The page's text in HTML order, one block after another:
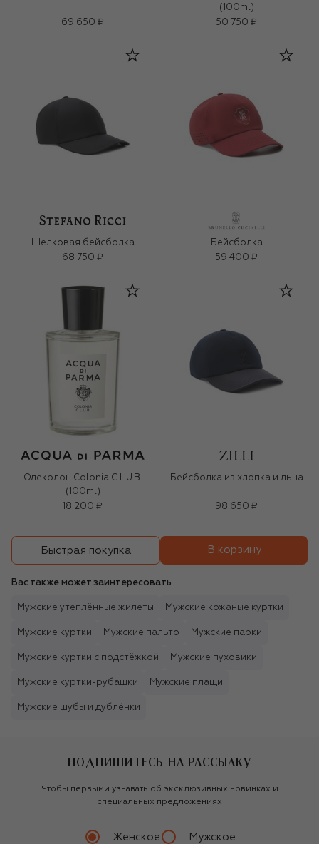
69 650 ₽
(100ml)
50 750 ₽
Шелковая бейсболка
68 750 ₽
Бейсболка
59 400 ₽
Одеколон Colonia C.L.U.B.
(100ml)
18 200 ₽
Бейсболка из хлопка и льна
98 650 ₽
Быстрая покупка В корзину
Вас также может заинтересовать
Мужские утеплённые жилеты Мужские кожаные куртки
Мужские куртки Мужские пальто Мужские парки
Мужские куртки с подстёжкой Мужские пуховики
Мужские куртки-рубашки Мужские плащи
Мужские шубы и дублёнки
ПОДПИШИТЕСЬ НА РАССЫЛКУ
Чтобы первыми узнавать об эксклюзивных новинках и
специальных предложениях
Женское Мужское